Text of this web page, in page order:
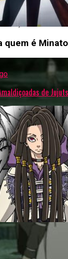
principal mostra
de justificar.
quem é Minato
de